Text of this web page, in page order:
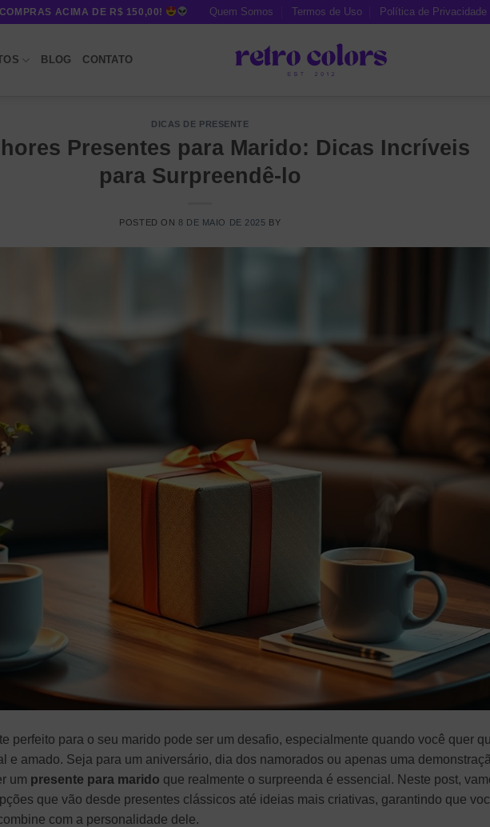
ACIMA DE R$ 150,00! Quem Somos Termos de Uso Política de Privacidade
BLOG CONTATO
DICAS DE PRESENTE
Presentes para Marido: Dicas Incríveis
para Surpreendê-lo
POSTED ON 8 DE MAIO DE 2025 BY
perfeito para o seu marido pode ser um desafio, especialmente quando você quer
e amado. Seja para um aniversário, dia dos namorados ou apenas uma
um presente para marido que realmente o surpreenda é essencial. Neste post,
que vão desde presentes clássicos até ideias mais criativas, garantindo que
com a personalidade dele.